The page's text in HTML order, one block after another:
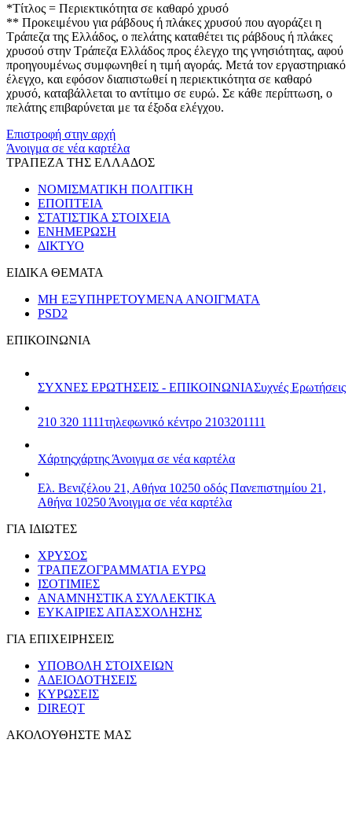
*Τίτλος = Περιεκτικότητα σε καθαρό χρυσό
** Προκειμένου για ράβδους ή πλάκες χρυσού που αγοράζει η
Τράπεζα της Ελλάδος, ο πελάτης καταθέτει τις ράβδους ή πλάκες
χρυσού στην Τράπεζα Ελλάδος προς έλεγχο της γνησιότητας, αφού
προηγουμένως συμφωνηθεί η τιμή αγοράς. Μετά τον εργαστηριακό
έλεγχο, και εφόσον διαπιστωθεί η περιεκτικότητα σε καθαρό
χρυσό, καταβάλλεται το αντίτιμο σε ευρώ. Σε κάθε περίπτωση, ο
πελάτης επιβαρύνεται με τα έξοδα ελέγχου.
Επιστροφή στην αρχή
Άνοιγμα σε νέα καρτέλα
ΤΡΑΠΕΖΑ ΤΗΣ ΕΛΛΑΔΟΣ
ΝΟΜΙΣΜΑΤΙΚΗ ΠΟΛΙΤΙΚΗ
ΕΠΟΠΤΕΙΑ
ΣΤΑΤΙΣΤΙΚΑ ΣΤΟΙΧΕΙΑ
ΕΝΗΜΕΡΩΣΗ
ΔΙΚΤΥΟ
ΕΙΔΙΚΑ ΘΕΜΑΤΑ
ΜΗ ΕΞΥΠΗΡΕΤΟΥΜΕΝΑ ΑΝΟΙΓΜΑΤΑ
PSD2
ΕΠΙΚΟΙΝΩΝΙΑ
ΣΥΧΝΕΣ ΕΡΩΤΗΣΕΙΣ - ΕΠΙΚΟΙΝΩΝΙΑΣυχνές Ερωτήσεις
210 320 1111τηλεφωνικό κέντρο 2103201111
Χάρτηςχάρτης Άνοιγμα σε νέα καρτέλα
Ελ. Βενιζέλου 21, Αθήνα 10250 οδός Πανεπιστημίου 21,
Αθήνα 10250 Άνοιγμα σε νέα καρτέλα
ΓΙΑ ΙΔΙΩΤΕΣ
ΧΡΥΣΟΣ
ΤΡΑΠΕΖΟΓΡΑΜΜΑΤΙΑ ΕΥΡΩ
ΙΣΟΤΙΜΙΕΣ
ΑΝΑΜΝΗΣΤΙΚΑ ΣΥΛΛΕΚΤΙΚΑ
ΕΥΚΑΙΡΙΕΣ ΑΠΑΣΧΟΛΗΣΗΣ
ΓΙΑ ΕΠΙΧΕΙΡΗΣΕΙΣ
ΥΠΟΒΟΛΗ ΣΤΟΙΧΕΙΩΝ
ΑΔΕΙΟΔΟΤΗΣΕΙΣ
ΚΥΡΩΣΕΙΣ
DIREQT
ΑΚΟΛΟΥΘΗΣΤΕ ΜΑΣ